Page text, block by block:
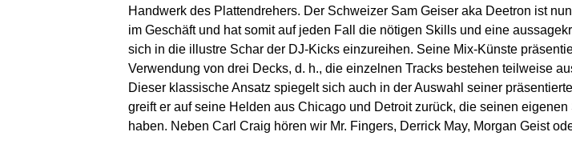
Handwerk des Plattendrehers. Der Schweizer Sam Geiser aka Deetron ist
im Geschäft und hat somit auf jeden Fall die nötigen Skills und eine
sich in die illustre Schar der DJ-Kicks einzureihen. Seine Mix-Künste
Verwendung von drei Decks, d. h., die einzelnen Tracks bestehen teilweise
Dieser klassische Ansatz spiegelt sich auch in der Auswahl seiner
greift er auf seine Helden aus Chicago und Detroit zurück, die seinen
haben. Neben Carl Craig hören wir Mr. Fingers, Derrick May, Morgan Geist